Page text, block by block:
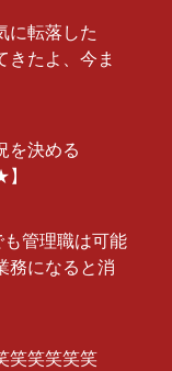
に転落した
きたよ、今ま
を決める
管理職は可能
務になると消
笑笑笑笑笑